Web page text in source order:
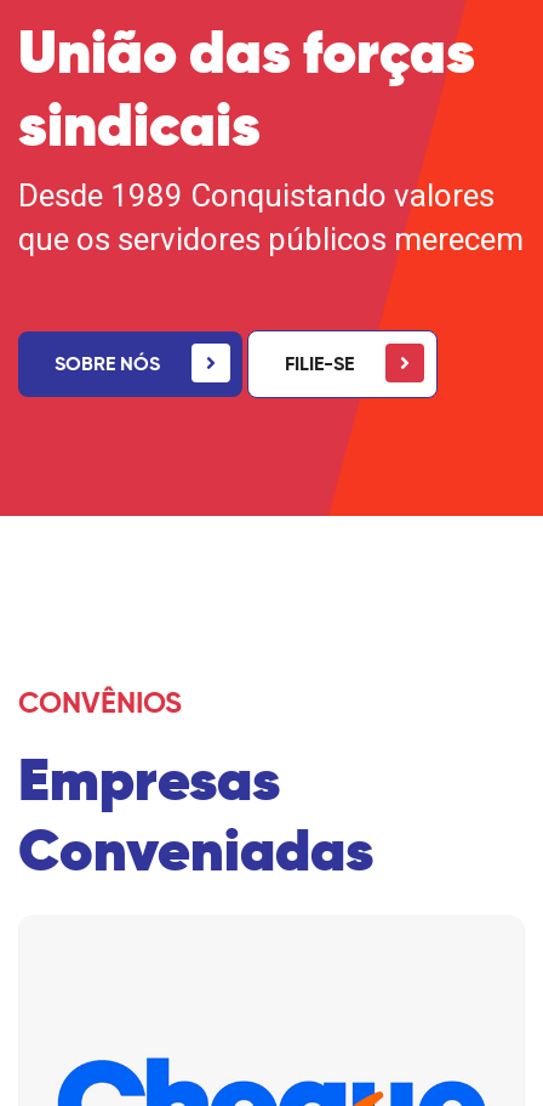
União das forças
sindicais
Desde 1989 Conquistando valores
que os servidores públicos merecem
SOBRE NÓS FILIE-SE
CONVÊNIOS
Empresas
Conveniadas